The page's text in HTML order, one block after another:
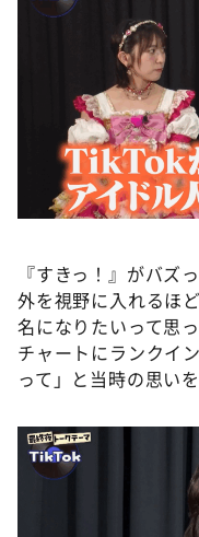
『すきっ！』がバズ
外を視野に入れるほ
名になりたいって思
チャートにランクイ
って」と当時の思い